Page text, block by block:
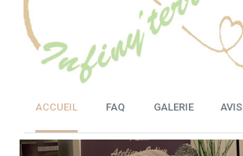
ACCUEIL FAQ GALERIE AVIS